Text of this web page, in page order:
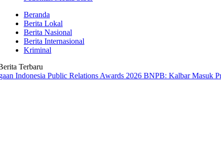
Beranda
Berita Lokal
Berita Nasional
Berita Internasional
Kriminal
Terbaru
Public Relations Awards 2026 BNPB: Kalbar Masuk Prioritas